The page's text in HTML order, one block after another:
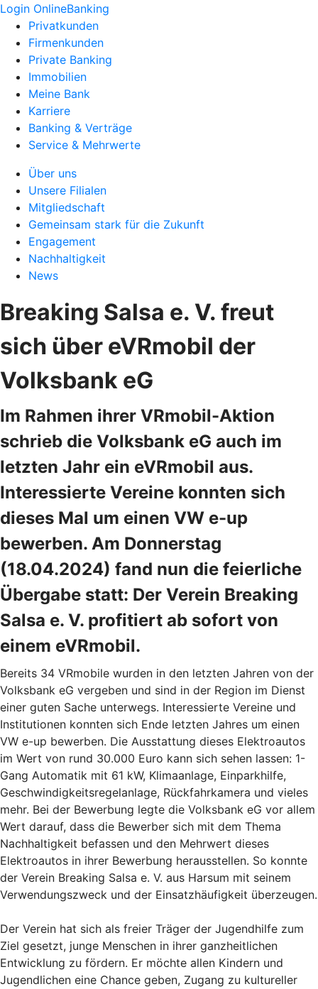
Login OnlineBanking
Privatkunden
Firmenkunden
Private Banking
Immobilien
Meine Bank
Karriere
Banking & Verträge
Service & Mehrwerte
Über uns
Unsere Filialen
Mitgliedschaft
Gemeinsam stark für die Zukunft
Engagement
Nachhaltigkeit
News
Breaking Salsa e. V. freut
sich über eVRmobil der
Volksbank eG
Im Rahmen ihrer VRmobil-Aktion
schrieb die Volksbank eG auch im
letzten Jahr ein eVRmobil aus.
Interessierte Vereine konnten sich
dieses Mal um einen VW e-up
bewerben. Am Donnerstag
(18.04.2024) fand nun die feierliche
Übergabe statt: Der Verein Breaking
Salsa e. V. profitiert ab sofort von
einem eVRmobil.
Bereits 34 VRmobile wurden in den letzten Jahren von der
Volksbank eG vergeben und sind in der Region im Dienst
einer guten Sache unterwegs. Interessierte Vereine und
Institutionen konnten sich Ende letzten Jahres um einen
VW e-up bewerben. Die Ausstattung dieses Elektroautos
im Wert von rund 30.000 Euro kann sich sehen lassen: 1-
Gang Automatik mit 61 kW, Klimaanlage, Einparkhilfe,
Geschwindigkeitsregelanlage, Rückfahrkamera und vieles
mehr. Bei der Bewerbung legte die Volksbank eG vor allem
Wert darauf, dass die Bewerber sich mit dem Thema
Nachhaltigkeit befassen und den Mehrwert dieses
Elektroautos in ihrer Bewerbung herausstellen. So konnte
der Verein Breaking Salsa e. V. aus Harsum mit seinem
Verwendungszweck und der Einsatzhäufigkeit überzeugen.
Der Verein hat sich als freier Träger der Jugendhilfe zum
Ziel gesetzt, junge Menschen in ihrer ganzheitlichen
Entwicklung zu fördern. Er möchte allen Kindern und
Jugendlichen eine Chance geben, Zugang zu kultureller